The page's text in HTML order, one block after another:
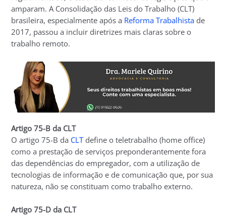
amparam. A Consolidação das Leis do Trabalho (CLT)
brasileira, especialmente após a Reforma Trabalhista de
2017, passou a incluir diretrizes mais claras sobre o
trabalho remoto.
Artigo 75-B da CLT
O artigo 75-B da CLTdefine o teletrabalho (home office)
como a prestação de serviços preponderantemente fora
das dependências do empregador, com a utilização de
tecnologias de informação e de comunicação que, por sua
natureza, não se constituam como trabalho externo.
Artigo 75-D da CLT